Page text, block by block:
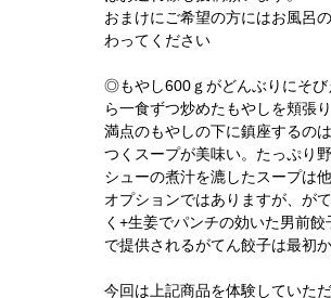
おまけにご希望の方にはお風呂
わってください
◎もやし600ｇがどんぶりにそ
ら一食ずつ炒めたもやしを頬張
満点のもやしの下に鎮座するの
つくスープが美味い。たっぷり
シューの煮汁を漉したスープは
オプションではありますが、が
く+生姜でパンチの効いた男前
で提供されるがてん餃子は最初
今回は上記商品を体験していた